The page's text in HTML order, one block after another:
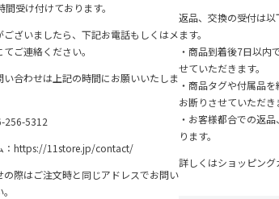
受け付けております。
ございましたら、下記お電話もしくはメ
ご連絡ください。
い合わせは上記の時間にお願いいたしま
256-5312
https://11store.jp/contact/
際はご注文時と同じアドレスでお問い
返品、交換の受付は
ます。
・商品到着後7日以内
せていただきます。
・商品タグや付属品
お断りさせていただき
・お客様都合での返
ります。
詳しくはショッピング